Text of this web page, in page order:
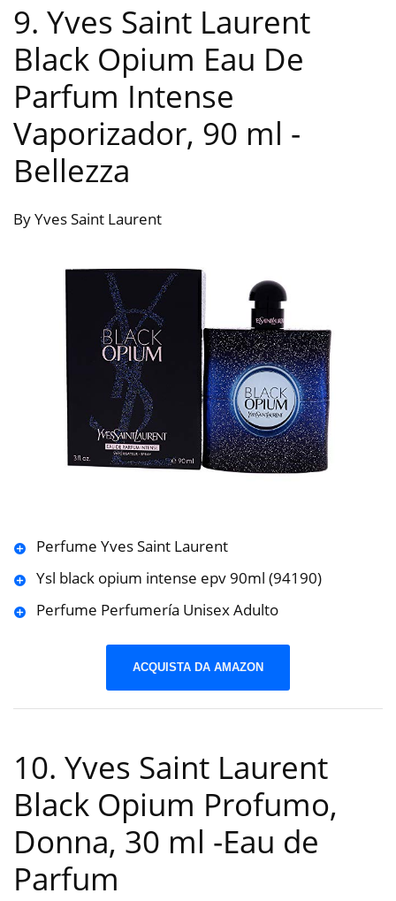
9. Yves Saint Laurent
Black Opium Eau De
Parfum Intense
Vaporizador, 90 ml -
Bellezza
By Yves Saint Laurent
Perfume Yves Saint Laurent
Ysl black opium intense epv 90ml (94190)
Perfume Perfumería Unisex Adulto
ACQUISTA DA AMAZON
10. Yves Saint Laurent
Black Opium Profumo,
Donna, 30 ml -Eau de
Parfum